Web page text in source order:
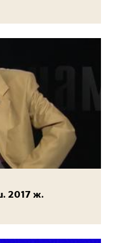
2017 ж.